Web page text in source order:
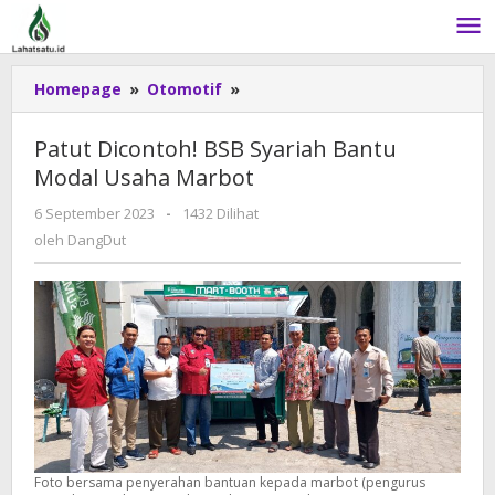
Lewati
konten
Homepage » Otomotif »
Dicontoh!
Syariah
Bantu
Modal
Patut Dicontoh! BSB Syariah Bantu
Modal Usaha Marbot
6 September 2023
oleh
-
1432 Dilihat
oleh DangDut
Foto bersama penyerahan bantuan kepada marbot (pengurus